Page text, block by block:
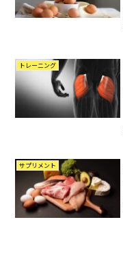
トレーニング
サプリメント